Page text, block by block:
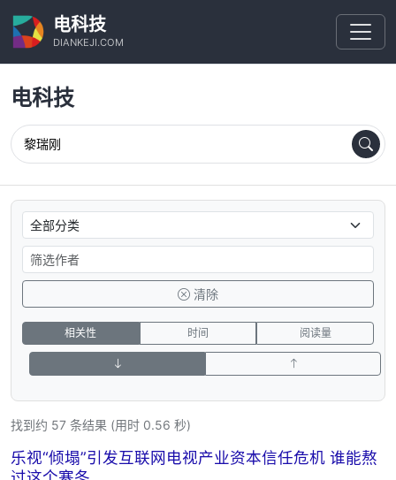
电科技
DIANKEJI.COM
电科技
清除
相关性 时间 阅读量
找到约 57 条结果 (用时 0.56 秒)
乐视“倾塌”引发互联网电视产业资本信任危机 谁能熬